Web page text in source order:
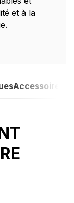
et à la
Accessoires